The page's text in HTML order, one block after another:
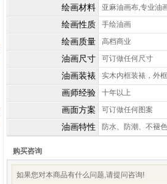
绘画材料 亚麻油画布,专业油
绘画性质 手绘油画
绘画质量 高档商业
油画尺寸 可订做任何尺寸
油画装裱 实木内框装裱，外
画师经验 十年以上
画面方案 可订做任何图案
油画特性 防水、防潮、不褪色
购买咨询
如果您对本商品有什么问题,请提问咨询!